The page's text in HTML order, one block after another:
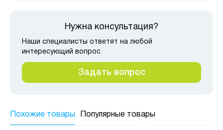
Нужна консультация?
Наши специалисты ответят на любой
интересующий вопрос
Задать вопрос
Похожие товары Популярные товары